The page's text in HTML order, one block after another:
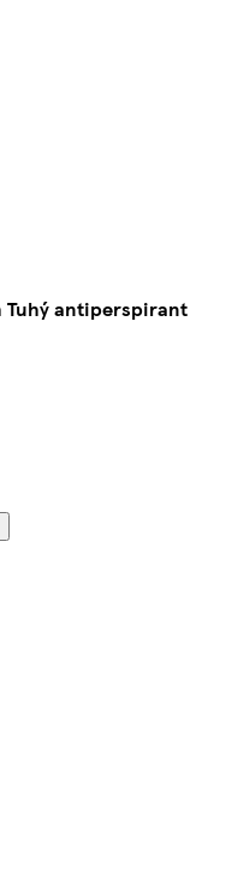
Tuhý antiperspirant